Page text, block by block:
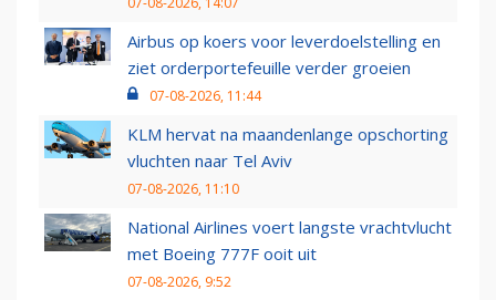
Airbus op koers voor leverdoelstelling en
ziet orderportefeuille verder groeien
07-08-2026, 11:44
KLM hervat na maandenlange opschorting
vluchten naar Tel Aviv
07-08-2026, 11:10
National Airlines voert langste vrachtvlucht
met Boeing 777F ooit uit
07-08-2026, 9:52